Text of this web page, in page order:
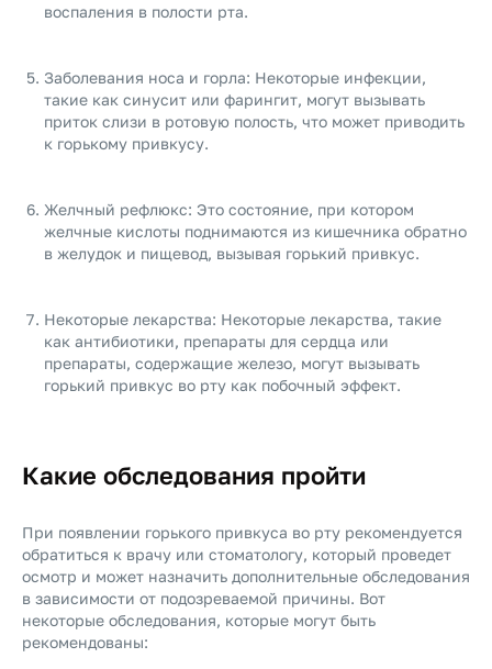
воспаления в полости рта.
Заболевания носа и горла: Некоторые инфекции,
такие как синусит или фарингит, могут вызывать
приток слизи в ротовую полость, что может приводить
к горькому привкусу.
Желчный рефлюкс: Это состояние, при котором
желчные кислоты поднимаются из кишечника обратно
в желудок и пищевод, вызывая горький привкус.
Некоторые лекарства: Некоторые лекарства, такие
как антибиотики, препараты для сердца или
препараты, содержащие железо, могут вызывать
горький привкус во рту как побочный эффект.
Какие обследования пройти
При появлении горького привкуса во рту рекомендуется
обратиться к врачу или стоматологу, который проведет
осмотр и может назначить дополнительные обследования
в зависимости от подозреваемой причины. Вот
некоторые обследования, которые могут быть
рекомендованы: